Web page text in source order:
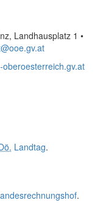
Landhausplatz 1 •
oberoesterreich.gv.at
Landtag.
.